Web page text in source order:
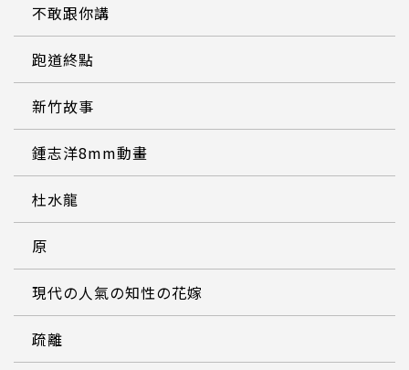
不敢跟你講
跑道終點
新竹故事
鍾志洋8mm動畫
杜水龍
原
現代の人氣の知性の花嫁
疏離